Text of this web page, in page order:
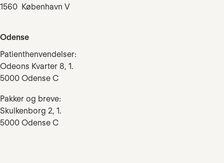
1560 København V
Odense
Patienthenvendelser:
Odeons Kvarter 8, 1.
5000 Odense C
Pakker og breve:
Skulkenborg 2, 1.
5000 Odense C